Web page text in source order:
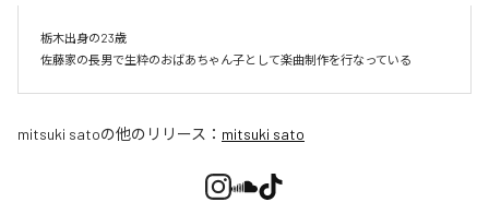
栃木出身の23歳
佐藤家の長男で生粋のおばあちゃん子として楽曲制作を行なっている
mitsuki satoの他のリリース： mitsuki sato